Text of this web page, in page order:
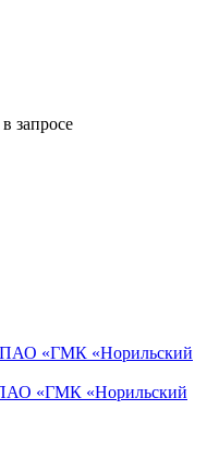
запросе
ПАО «ГМК «Норильский
ПАО «ГМК «Норильский